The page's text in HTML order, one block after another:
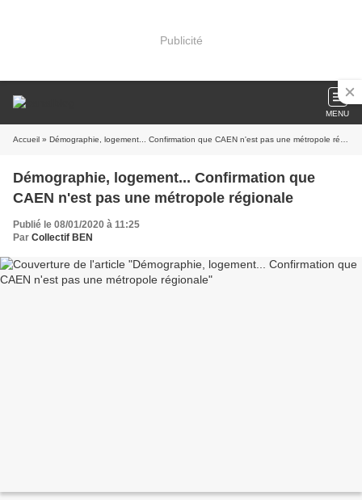
Publicité
MENU
Accueil » Démographie, logement... Confirmation que CAEN n'est pas une métropole régionale
Démographie, logement... Confirmation que
CAEN n'est pas une métropole régionale
Publié le 08/01/2020 à 11:25
Par Collectif BEN